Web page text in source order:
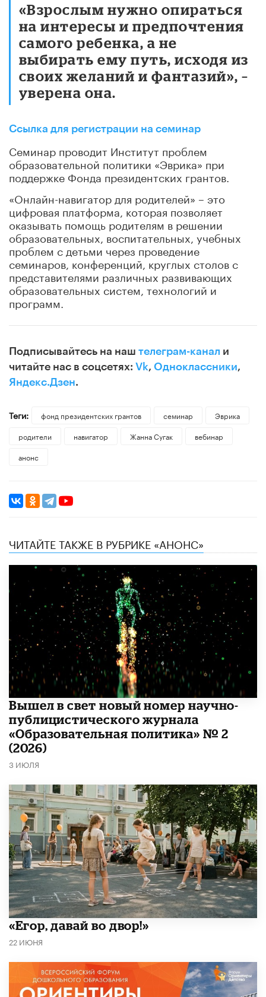
«Взрослым нужно опираться
на интересы и предпочтения
самого ребенка, а не
выбирать ему путь, исходя из
своих желаний и фантазий», –
уверена она.
Ссылка для регистрации на семинар
Семинар проводит Институт проблем
образовательной политики «Эврика» при
поддержке Фонда президентских грантов.
«Онлайн-навигатор для родителей» – это
цифровая платформа, которая позволяет
оказывать помощь родителям в решении
образовательных, воспитательных, учебных
проблем с детьми через проведение
семинаров, конференций, круглых столов с
представителями различных развивающих
образовательных систем, технологий и
программ.
Подписывайтесь на наш телеграм-канал и
читайте нас в соцсетях: Vk, Одноклассники,
Яндекс.Дзен.
Теги: фонд президентских грантов семинар
Эврика
родители
навигатор Жанна Сугак
вебинар
анонс
ЧИТАЙТЕ ТАКЖЕ В РУБРИКЕ «АНОНС»
Вышел в свет новый номер научно-
публицистического журнала
«Образовательная политика» № 2
(2026)
3 ИЮЛЯ
«Егор, давай во двор!»
22 ИЮНЯ